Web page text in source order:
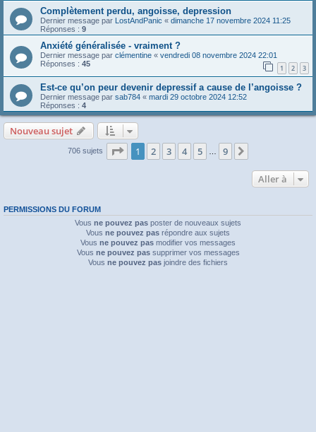
Complètement perdu, angoisse, depression
Dernier message par LostAndPanic « dimanche 17 novembre 2024 11:25
Réponses : 9
Anxiété généralisée - vraiment ?
Dernier message par clémentine « vendredi 08 novembre 2024 22:01
Réponses : 45 1 2 3
Est-ce qu’on peur devenir depressif a cause de l’angoisse ?
Dernier message par sab784 « mardi 29 octobre 2024 12:52
Réponses : 4
Nouveau sujet
706 sujets Page 1sur9
1 2 3 4 5 9
Aller à
PERMISSIONS DU FORUM
Vous ne pouvez pas poster de nouveaux sujets
Vous ne pouvez pas répondre aux sujets
Vous ne pouvez pas modifier vos messages
Vous ne pouvez passupprimer vos messages
Vous ne pouvez pas joindre des fichiers